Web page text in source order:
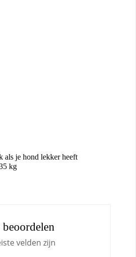
als je hond lekker heeft
kg
beoordelen
velden zijn